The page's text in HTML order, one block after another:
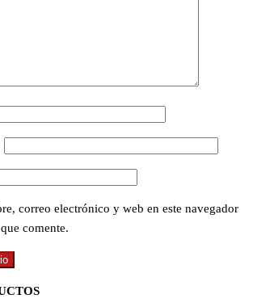
correo electrónico y web en este navegador
comente.